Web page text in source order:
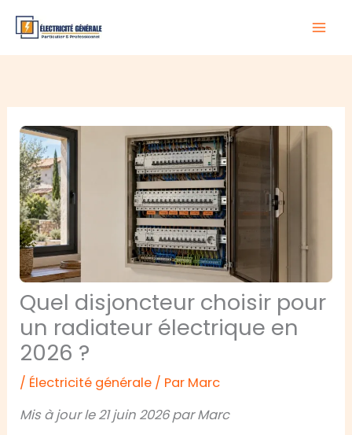
contenu
Quel disjoncteur choisir pour
un radiateur électrique en
2026 ?
/ Électricité générale / Par Marc
Mis à jour le 21 juin 2026 par Marc